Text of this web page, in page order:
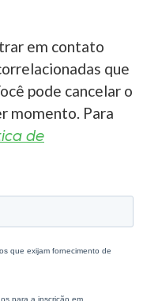
em contato
que
pode cancelar o
momento. Para
de